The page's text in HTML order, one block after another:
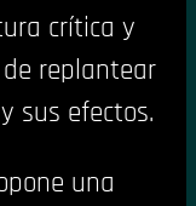
crítica y
replantear
sus efectos.
una